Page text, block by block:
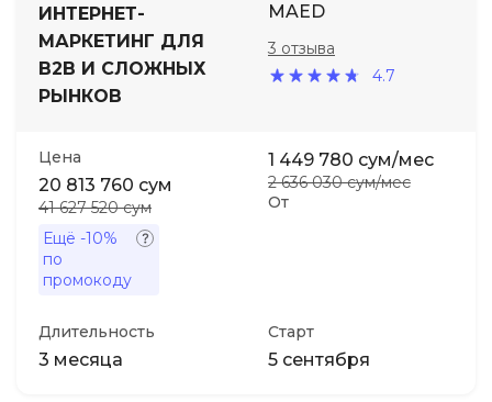
ИНТЕРНЕТ-
МАРКЕТИНГ ДЛЯ
B2B И СЛОЖНЫХ
РЫНКОВ
MAED
4.7
3 отзыва
Цена
20 813 760 сум
41 627 520 сум
Ещё -10%
по
промокоду
От
1 449 780 сум/мес
2 636 030 сум/мес
Длительность
3 месяца
Старт
5 сентября